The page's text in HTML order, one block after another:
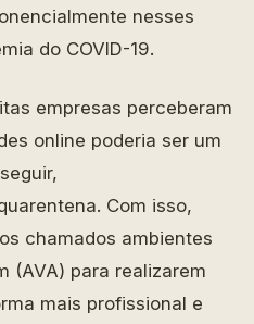
nesses
do COVID-19.
empresas perceberam
online poderia ser um
Com isso,
chamados ambientes
(AVA) para realizarem
mais profissional e